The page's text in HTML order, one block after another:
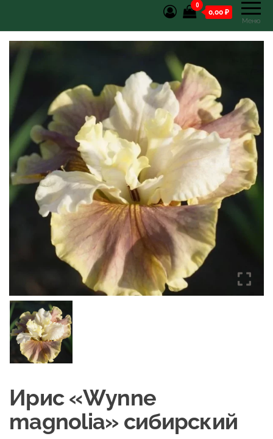
Меню
0
0,00 ₽
Ирис «Wynne
magnolia» сибирский